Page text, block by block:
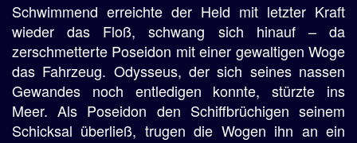
Schwimmend erreichte der Held mit letzter Kraft
wieder das Floß, schwang sich hinauf – da
zerschmetterte Poseidon mit einer gewaltigen Woge
das Fahrzeug. Odysseus, der sich seines nassen
Gewandes noch entledigen konnte, stürzte ins
Meer. Als Poseidon den Schiffbrüchigen seinem
Schicksal überließ, trugen die Wogen ihn an ein